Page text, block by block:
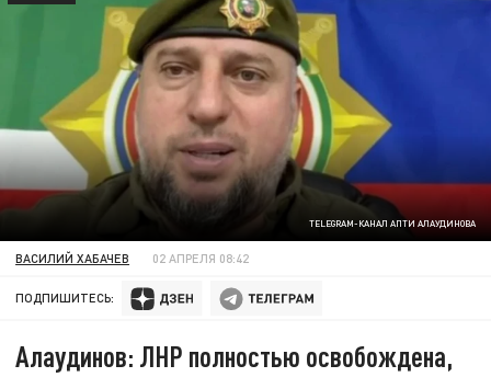
TELEGRAM-КАНАЛ АПТИ АЛАУДИНОВА
ВАСИЛИЙ ХАБАЧЕВ 02 АПРЕЛЯ 08:42
ПОДПИШИТЕСЬ:
Алаудинов: ЛНР полностью освобождена,